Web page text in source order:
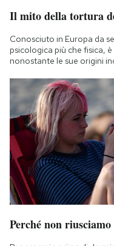
Il mito della tortura
Conosciuto in Europa da
psicologica più che fisica,
nonostante le sue origini
Perché non